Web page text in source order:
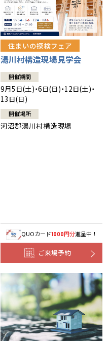
住まいの探検フェア
湯川村構造現場見学会
開催期間
9月5日(土)・6日(日)・12日(土)・
13日(日)
開催場所
河沼郡湯川村構造現場
QUOカード1000円分進呈中！
ご来場予約